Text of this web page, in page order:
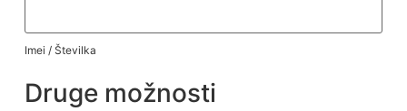
Imei / Številka
Druge možnosti